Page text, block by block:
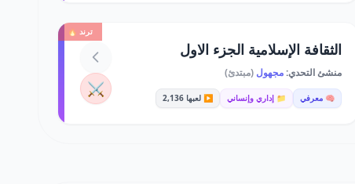
ترند 🔥
الثقافة الإسلامية الجزء الاول
منشئ التحدي:مجهول (مبتدئ)
🧠 معرفي 📁 إداري وإنساني ▶️ لعبها 2,136 ⚔️